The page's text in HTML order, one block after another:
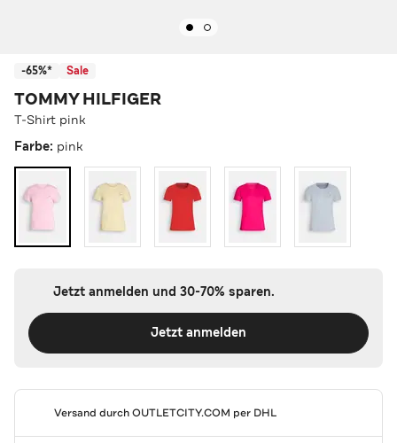
-65%* Sale
TOMMY HILFIGER
T-Shirt pink
Farbe: pink
Jetzt anmelden und 30-70% sparen.
Jetzt anmelden
Versand durchOUTLETCITY.COM per DHL